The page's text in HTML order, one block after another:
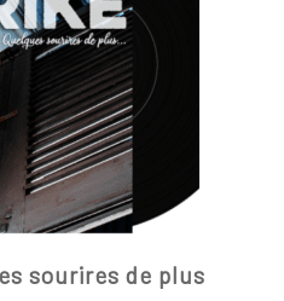
sourires de plus